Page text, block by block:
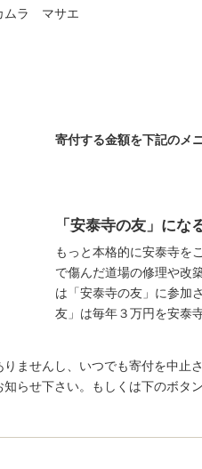
ムラ マサエ
寄付する金額を下記のメ
「安泰寺の友」にな
もっと本格的に安泰寺を
で傷んだ道場の修理や改
は「安泰寺の友」に参加
友」は毎年３万円を安泰
ませんし、いつでも寄付を中止
らせ下さい。もしくは下のボタ